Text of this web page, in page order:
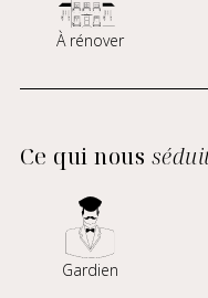
À rénover
Ce qui nous
Gardien